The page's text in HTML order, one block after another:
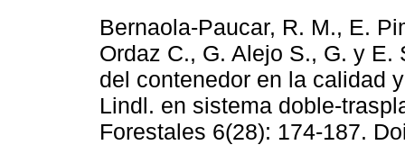
Bernaola-Paucar, R. M., E.
Ordaz C., G. Alejo S., G. y
del contenedor en la calidad
Lindl. en sistema doble-
Forestales 6(28): 174-187.